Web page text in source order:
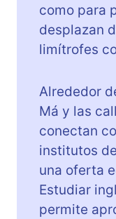
como para
desplazan
limítrofes
Alrededor
Má y las
conectan
institutos
una oferta
Estudiar
permite